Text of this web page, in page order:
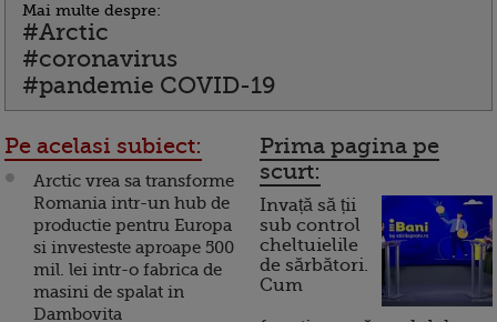
Mai multe despre:
#Arctic
#coronavirus
#pandemie COVID-19
Pe acelasi subiect:
Arctic vrea sa transforme
Romania intr-un hub de
productie pentru Europa
si investeste aproape 500
mil. lei intr-o fabrica de
masini de spalat in
Dambovita
Prima pagina pe
scurt:
Invață să ții
sub control
cheltuielile
de sărbători.
Cum